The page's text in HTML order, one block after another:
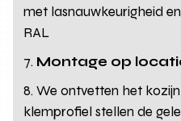
met lasnauwkeurigheid
RAL
Montage op
We ontvetten het
klemprofiel stellen de